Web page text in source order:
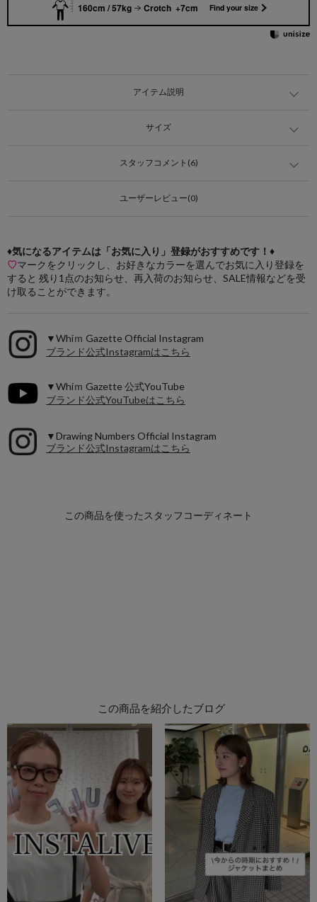
160cm / 57kg Crotch +7cm Find your size
アイテム説明
サイズ
スタッフコメント(6)
ユーザーレビュー(0)
♦気になるアイテムは「お気に入り」登録がおすすめです！♦
♡マークをクリックし、お好きなカラーを選んでお気に入り登録を
すると 残り1点のお知らせ、再入荷のお知らせ、SALE情報などを受
け取ることができます。
▼Whiｍ Gazette Official Instagram
ブランド公式Instagramはこちら
▼Whiｍ Gazette 公式YouTube
ブランド公式YouTubeはこちら
▼Drawing Numbers Official Instagram
ブランド公式Instagramはこちら
この商品を紹介したブログ